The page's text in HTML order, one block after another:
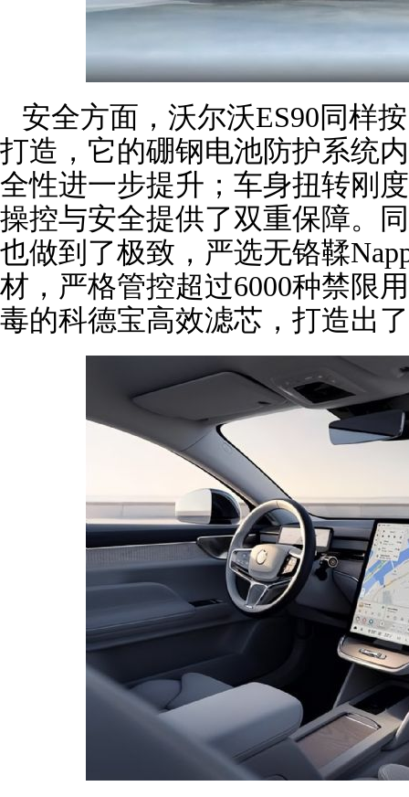
安全方面，沃尔沃ES90同样
打造，它的硼钢电池防护系统
全性进一步提升；车身扭转刚
操控与安全提供了双重保障。
也做到了极致，严选无铬鞣
材，严格管控超过6000种禁限
毒的科德宝高效滤芯，打造出